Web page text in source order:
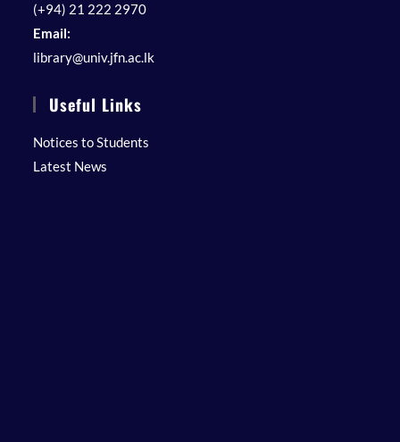
(+94) 21 222 2970
Email:
library@univ.jfn.ac.lk
Useful Links
Notices to Students
Latest News